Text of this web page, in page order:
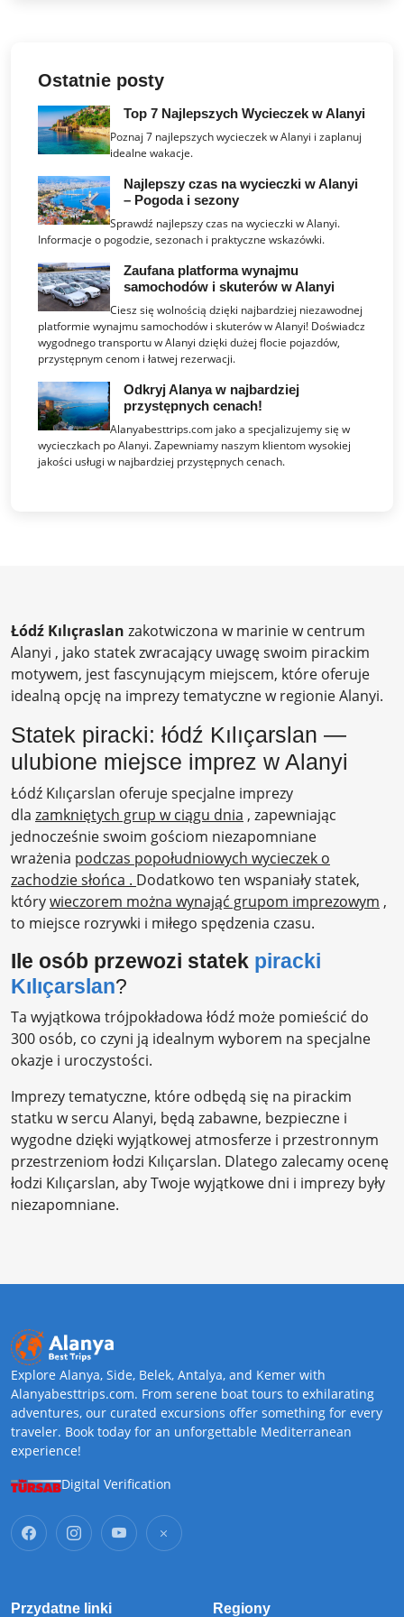
Ostatnie posty
Top 7 Najlepszych Wycieczek w Alanyi
Poznaj 7 najlepszych wycieczek w Alanyi i zaplanuj
idealne wakacje.
Najlepszy czas na wycieczki w Alanyi
– Pogoda i sezony
Sprawdź najlepszy czas na wycieczki w Alanyi.
Informacje o pogodzie, sezonach i praktyczne wskazówki.
Zaufana platforma wynajmu
samochodów i skuterów w Alanyi
Ciesz się wolnością dzięki najbardziej niezawodnej
platformie wynajmu samochodów i skuterów w Alanyi! Doświadcz
wygodnego transportu w Alanyi dzięki dużej flocie pojazdów,
przystępnym cenom i łatwej rezerwacji.
Odkryj Alanya w najbardziej
przystępnych cenach!
Alanyabesttrips.com jako a specjalizujemy się w
wycieczkach po Alanyi. Zapewniamy naszym klientom wysokiej
jakości usługi w najbardziej przystępnych cenach.
Łódź Kılıçraslan zakotwiczona w marinie w centrum
Alanyi , jako statek zwracający uwagę swoim pirackim
motywem, jest fascynującym miejscem, które oferuje
idealną opcję na imprezy tematyczne w regionie Alanyi.
Statek piracki: łódź Kılıçarslan —
ulubione miejsce imprez w Alanyi
Łódź Kılıçarslan oferuje specjalne imprezy
dla zamkniętych grup w ciągu dnia , zapewniając
jednocześnie swoim gościom niezapomniane
wrażenia podczas popołudniowych wycieczek o
zachodzie słońca . Dodatkowo ten wspaniały statek,
którywieczorem można wynająć grupom imprezowym ,
to miejsce rozrywki i miłego spędzenia czasu.
Ile osób przewozi statek piracki
Kılıçarslan?
Ta wyjątkowa trójpokładowa łódź może pomieścić do
300 osób, co czyni ją idealnym wyborem na specjalne
okazje i uroczystości.
Imprezy tematyczne, które odbędą się na pirackim
statku w sercu Alanyi, będą zabawne, bezpieczne i
wygodne dzięki wyjątkowej atmosferze i przestronnym
przestrzeniom łodzi Kılıçarslan. Dlatego zalecamy ocenę
łodzi Kılıçarslan, aby Twoje wyjątkowe dni i imprezy były
niezapomniane.
Explore Alanya, Side, Belek, Antalya, and Kemer with
Alanyabesttrips.com. From serene boat tours to exhilarating
adventures, our curated excursions offer something for every
traveler. Book today for an unforgettable Mediterranean
experience!
Digital Verification
Przydatne linki Regiony